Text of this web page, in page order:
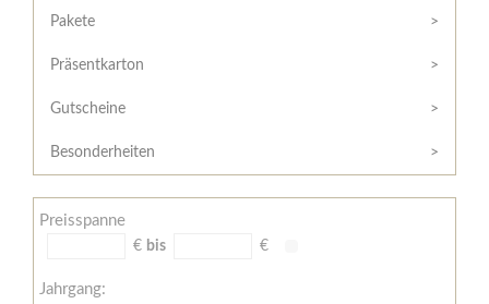
/
Widerrufsformular
AGB
und
Zahlungsbedingungen
Meine
Bestellung
Pakete
Präsentkarton
Gutscheine
Besonderheiten
Preisspanne
€ bis €
Jahrgang: